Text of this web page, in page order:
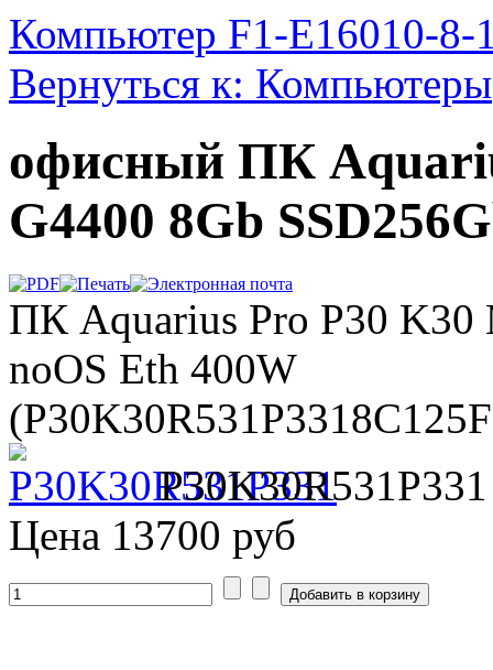
Компьютер F1-E16010-8-
Вернуться к: Компьютеры
офисный ПК
G4400 8Gb
ПК Aquarius Pro P30 K30
noOS Eth 400W
P30K30R531P331
Цена 13700 руб